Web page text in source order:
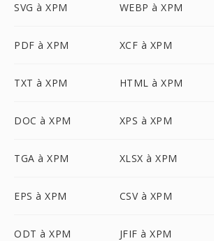
SVG à XPM WEBP à XPM
PDF à XPM XCF à XPM
TXT à XPM HTML à XPM
DOC à XPM XPS à XPM
TGA à XPM XLSX à XPM
EPS à XPM CSV à XPM
ODT à XPM JFIF à XPM